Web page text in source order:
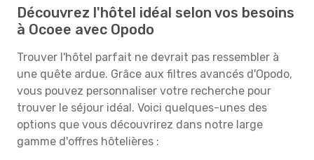
Découvrez l'hôtel idéal selon vos besoins
à Ocoee avec Opodo
Trouver l'hôtel parfait ne devrait pas ressembler à
une quête ardue. Grâce aux filtres avancés d'Opodo,
vous pouvez personnaliser votre recherche pour
trouver le séjour idéal. Voici quelques-unes des
options que vous découvrirez dans notre large
gamme d'offres hôtelières :